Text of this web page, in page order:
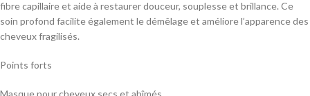
fibre capillaire et aide à restaurer douceur, souplesse et brillance. Ce
soin profond facilite également le démêlage et améliore l’apparence des
cheveux fragilisés.
Points forts
Masque pour cheveux secs et abîmés